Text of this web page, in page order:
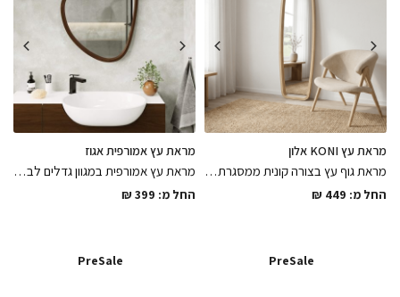
מראת עץ KONI אלון
מראת גוף עץ בצורה קונית ממסגרת עץ בגימור לכה מט במגוון מידות לבחירה לחלל צר , פיס שיסגור את הפינה
החל מ: ₪ 449
מראת עץ אמורפית אגוז
מראת עץ אמורפית במגוון גדלים לבחירה ממסגרת עץ בגימור אגוז אמריקאי חלק, מותאמת גם לחדרי רחצה
החל מ: ₪ 399
PreSale
PreSale